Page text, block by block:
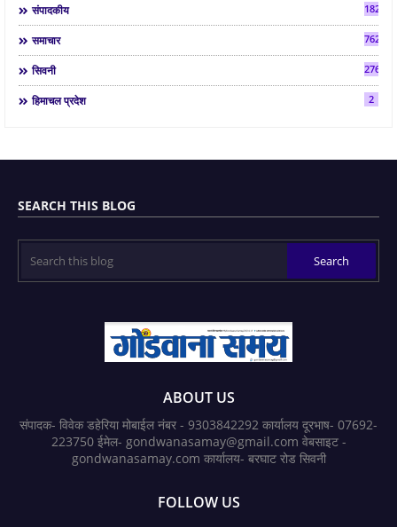
संपादकीय 182
समाचार 7624
सिवनी 2763
हिमाचल प्रदेश 2
SEARCH THIS BLOG
ABOUT US
संपादक- विवेक डहेरिया मोबाईल नंबर - 9303842292 कार्यालय दूरभाष- 07692-
223750 ईमेल- gondwanasamay@gmail.com वेबसाइट -
gondwanasamay.com कार्यालय- बरघाट रोड सिवनी
FOLLOW US